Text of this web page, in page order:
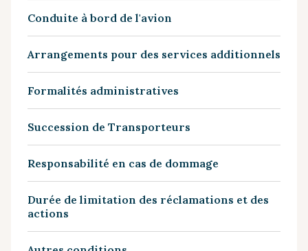
Conduite à bord de l'avion
Arrangements pour des services additionnels
Formalités administratives
Succession de Transporteurs
Responsabilité en cas de dommage
Durée de limitation des réclamations et des
actions